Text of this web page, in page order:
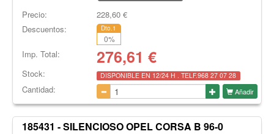
Precio: 228,60€
Descuentos:
Dto.1
0%
Imp. Total: 276,61 €
Stock: DISPONIBLE EN 12/24 H . TELF.968 27 07 28
Cantidad: Añadir
185431 - SILENCIOSO OPEL CORSA B 96-0